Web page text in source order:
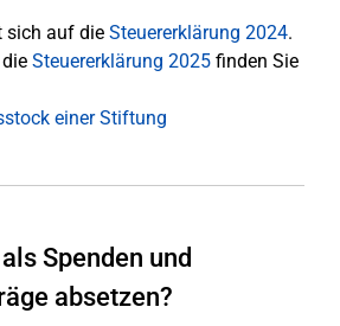
sich auf die Steuererklärung 2024.
Steuererklärung 2025 finden Sie
einer Stiftung
Spenden und
absetzen?